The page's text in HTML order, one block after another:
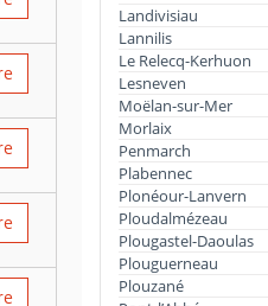
Landivisiau
Lannilis
Le Relecq-Kerhuon
Lesneven
Moëlan-sur-Mer
Morlaix
Penmarch
Plabennec
Plonéour-Lanvern
Ploudalmézeau
Plougastel-Daoulas
Plouguerneau
Plouzané